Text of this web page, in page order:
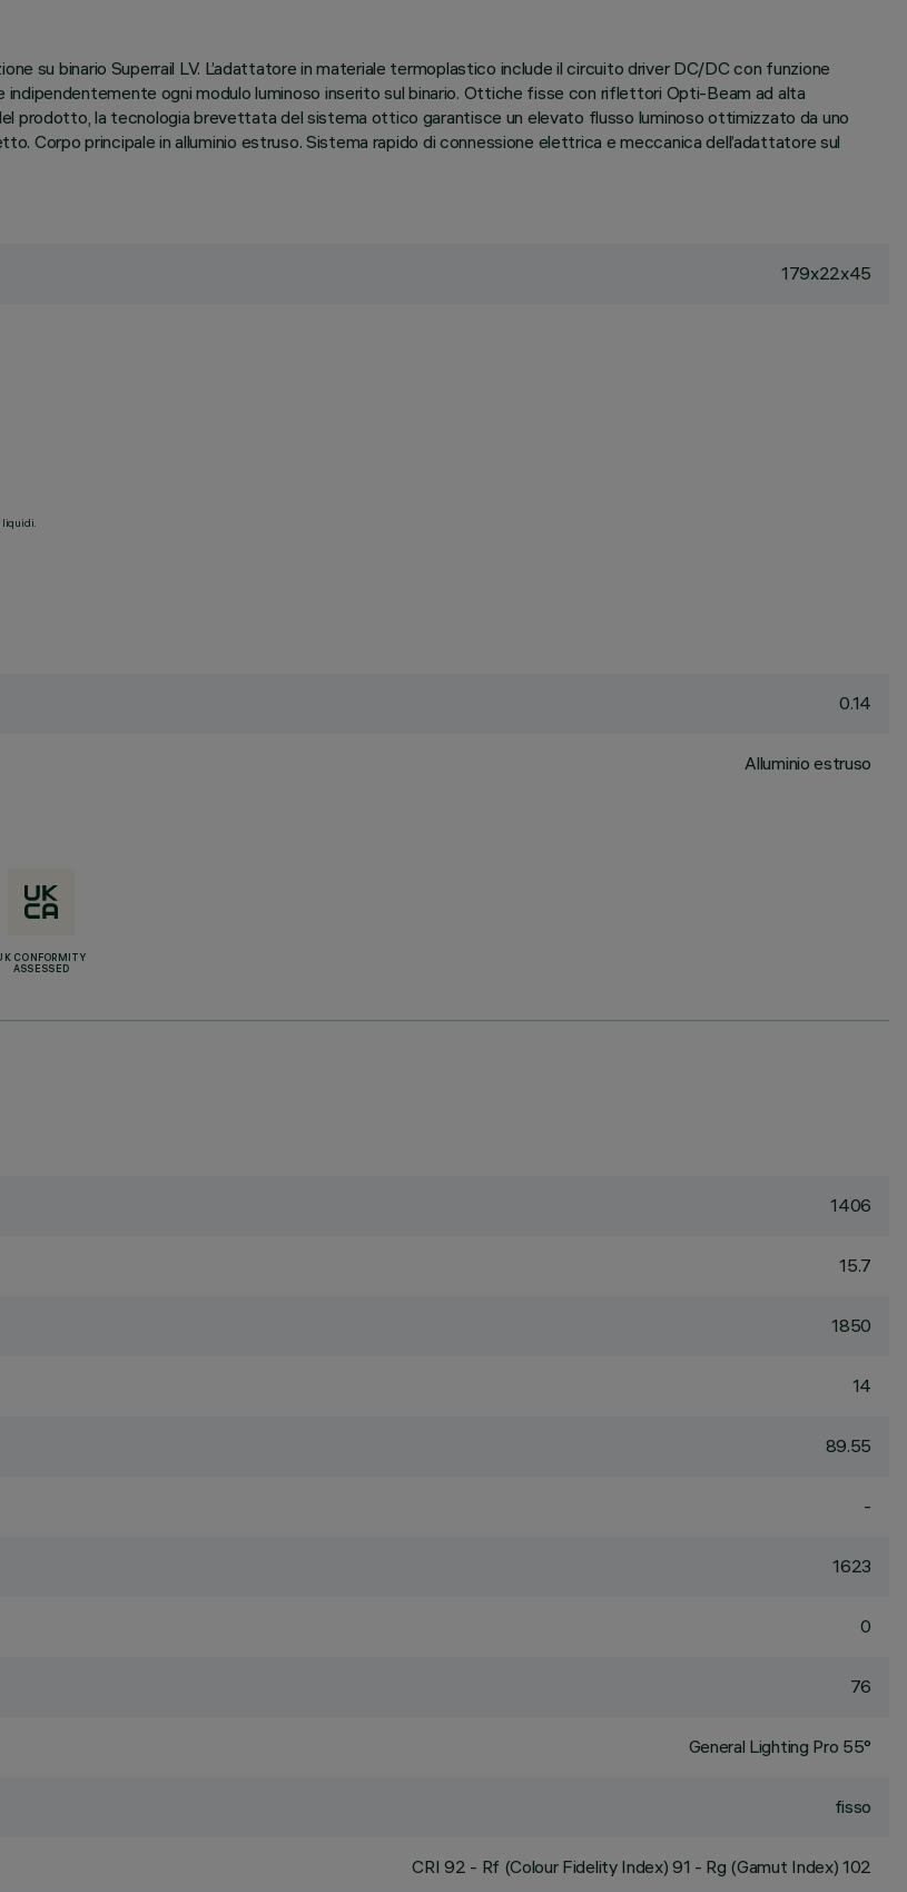
su binario Superrail LV. L’adattatore in materiale termoplastico include il circuito driver DC/DC con funzione
ogni modulo luminoso inserito sul binario. Ottiche fisse con riflettori Opti-Beam ad alta
prodotto, la tecnologia brevettata del sistema ottico garantisce un elevato flusso luminoso ottimizzato da uno
Corpo principale in alluminio estruso. Sistema rapido di connessione elettrica e meccanica dell’adattatore sul
179x22x45
liquidi.
0.14
Alluminio estruso
CONFORMITY
ASSESSED
1406
15.7
1850
14
89.55
-
1623
0
76
General Lighting Pro 55°
fisso
CRI92 - Rf (Colour Fidelity Index) 91 - Rg (Gamut Index) 102